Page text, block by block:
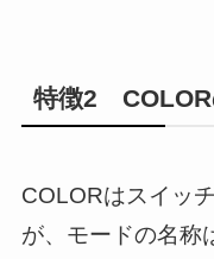
特徴2 COLOR
COLORはスイッ
が、モードの名称